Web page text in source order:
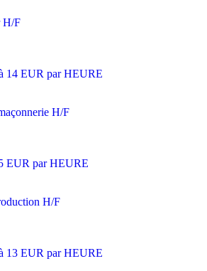
H/F
14 EUR par HEURE
H/F
EUR par HEURE
H/F
13 EUR par HEURE